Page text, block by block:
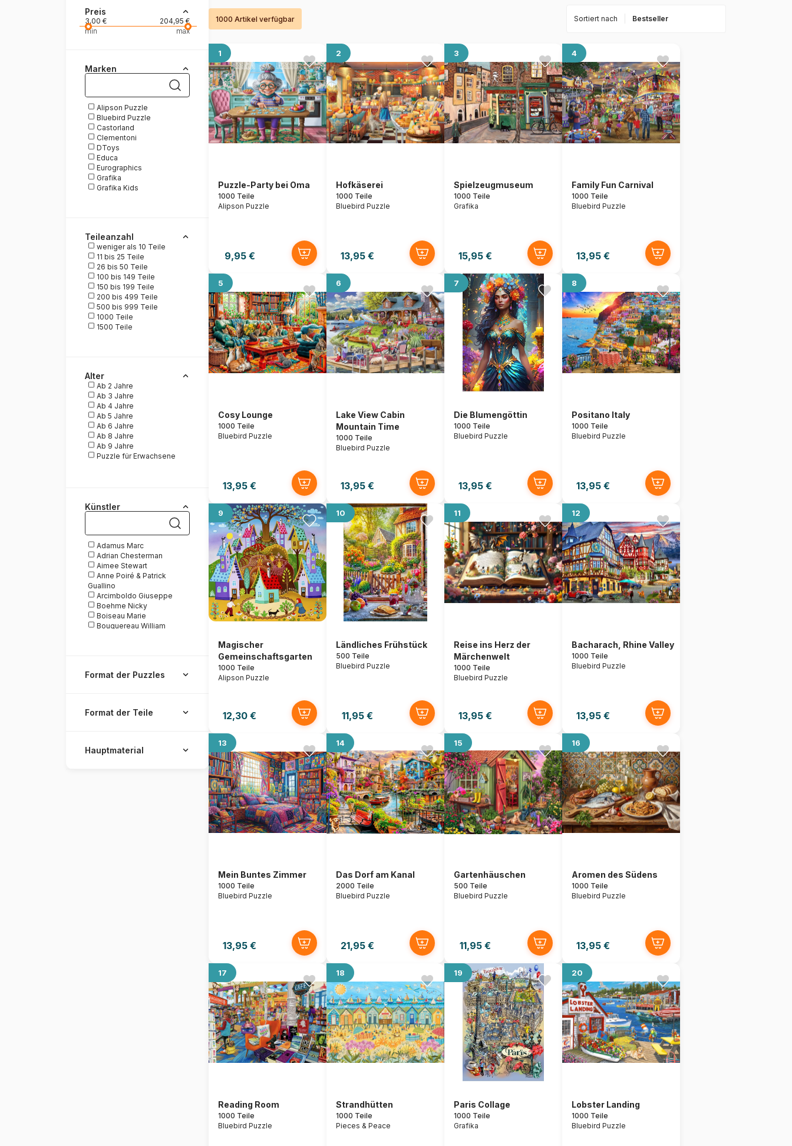
Malen nach Zahlen 1000 Artikel verfügbar Sortiert nach
1
Puzzle-Party bei Oma
1000 Teile
Alipson Puzzle
9,95 €
2
Hofkäserei
1000 Teile
Bluebird Puzzle
13,95 €
3
Spielzeugmuseum
1000 Teile
Grafika
15,95 €
4
Family Fun Carnival
1000 Teile
Bluebird Puzzle
13,95 €
5
Cosy Lounge
1000 Teile
Bluebird Puzzle
13,95 €
6
Lake View Cabin
Mountain Time
1000 Teile
Bluebird Puzzle
13,95 €
7
Die Blumengöttin
1000 Teile
Bluebird Puzzle
13,95 €
8
Positano Italy
1000 Teile
Bluebird Puzzle
13,95 €
9
Magischer
Gemeinschaftsgarten
1000 Teile
Alipson Puzzle
12,30 €
10
Ländliches Frühstück
500 Teile
Bluebird Puzzle
11,95 €
11
Reise ins Herz der
Märchenwelt
1000 Teile
Bluebird Puzzle
13,95 €
12
Bacharach, Rhine Valley
1000 Teile
Bluebird Puzzle
13,95 €
13
Mein Buntes Zimmer
1000 Teile
Bluebird Puzzle
13,95 €
14
Das Dorf am Kanal
2000 Teile
Bluebird Puzzle
21,95 €
15
Gartenhäuschen
500 Teile
Bluebird Puzzle
11,95 €
16
Aromen des Südens
1000 Teile
Bluebird Puzzle
13,95 €
17
Reading Room
1000 Teile
Bluebird Puzzle
18
Strandhütten
1000 Teile
Pieces & Peace
19
Paris Collage
1000 Teile
Grafika
20
Lobster Landing
1000 Teile
Bluebird Puzzle
Preis
3,00 €
204,95 €
min
max
Marken
Alipson Puzzle
Bluebird Puzzle
Castorland
Clementoni
DToys
Educa
Eurographics
Grafika
Grafika Kids
Trefl
White Mountain Puzzles
Teileanzahl
weniger als 10 Teile
11 bis 25 Teile
26 bis 50 Teile
100 bis 149 Teile
150 bis 199 Teile
200 bis 499 Teile
500 bis 999 Teile
1000 Teile
1500 Teile
10000 bis 54000 Teile
Alter
Ab 2 Jahre
Ab 3 Jahre
Ab 4 Jahre
Ab 5 Jahre
Ab 6 Jahre
Ab 8 Jahre
Ab 9 Jahre
Puzzle für Erwachsene
Künstler
Adamus Marc
Adrian Chesterman
Aimee Stewart
Anne Poiré & Patrick
Guallino
Arcimboldo Giuseppe
Boehme Nicky
Boiseau Marie
Bouguereau William
Da Vinci Leonardo
Delon Mélanie
Elisabeth Dorrian
Galchutt David
Format der Puzzles
Format der Teile
Hauptmaterial